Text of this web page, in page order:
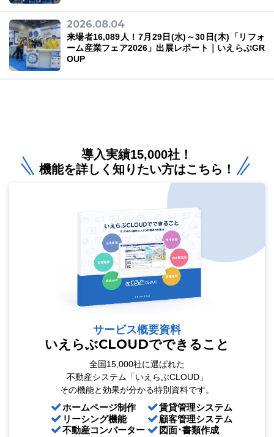
2026.08.04
来場者16,089人！7月29日(水)～30日(木)「リフォ
ーム産業フェア2026」出展レポート｜いえらぶGR
OUP
導入実績15,000社！
機能を詳しく知りたい方はこちら！
サービス概要資料
いえらぶCLOUDでできること
全国15,000社に選ばれた
不動産システム「いえらぶCLOUD」
その機能と効果が分かる特別資料です。
ホームページ制作
リーシング機能
不動産コンバーター
賃貸管理システム
顧客管理システム
図面･書類作成